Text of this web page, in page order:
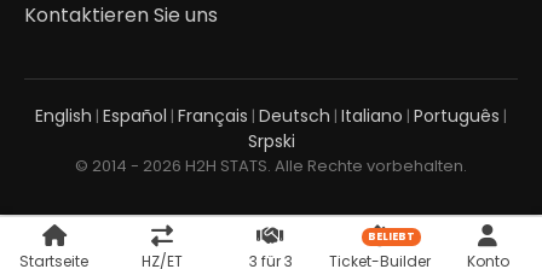
Kontaktieren Sie uns
English | Español | Français | Deutsch | Italiano | Português |
Srpski
© 2014 - 2026 H2H STATS. Alle Rechte vorbehalten.
Startseite HZ/ET 3 für 3 Ticket-Builder
BELIEBT
Konto